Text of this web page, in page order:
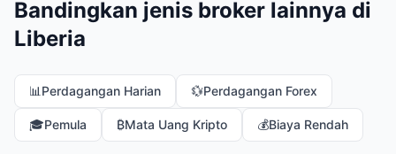
Bandingkan jenis broker lainnya di
Liberia
📊 Perdagangan Harian 💱Perdagangan Forex
🎓Pemula ₿Mata Uang Kripto 💰Biaya Rendah